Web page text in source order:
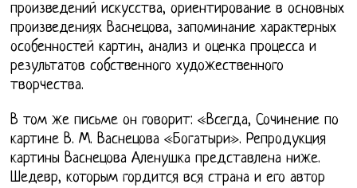
произведений искусства, ориентирование в основных
произведениях Васнецова, запоминание характерных
особенностей картин, анализ и оценка процесса и
результатов собственного художественного
творчества.
В том же письме он говорит: «Всегда, Сочинение по
картине В. М. Васнецова «Богатыри». Репродукция
картины Васнецова Аленушка представлена ниже.
Шедевр, которым гордится вся страна и его автор